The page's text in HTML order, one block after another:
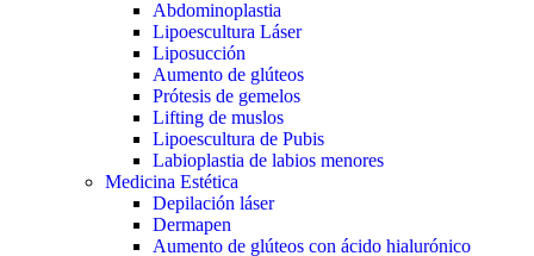
Abdominoplastia
Lipoescultura Láser
Liposucción
Aumento de glúteos
Prótesis de gemelos
Lifting de muslos
Lipoescultura de Pubis
Labioplastia de labios menores
Medicina Estética
Depilación láser
Dermapen
Aumento de glúteos con ácido hialurónico